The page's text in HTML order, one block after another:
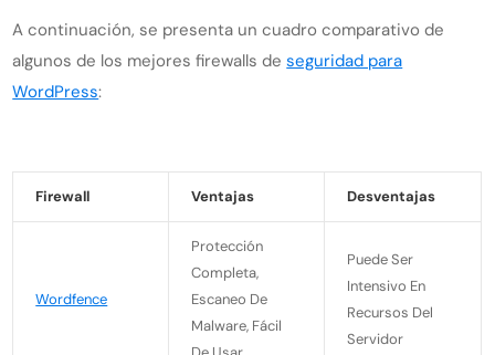
A continuación, se presenta un cuadro comparativo de
algunos de los mejores firewalls deseguridad para
WordPress:
Firewall Ventajas Desventajas
Wordfence
Protección
Completa,
Escaneo De
Malware, Fácil
Puede Ser
Intensivo En
Recursos Del
Servidor